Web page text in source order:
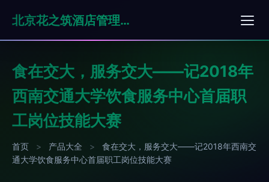
北京花之筑酒店管理有限公司
食在交大，服务交大——记2018年
西南交通大学饮食服务中心首届职
工岗位技能大赛
首页 > 产品大全 >
食在交大，服务交大——记2018年西南交
通大学饮食服务中心首届职工岗位技能大赛